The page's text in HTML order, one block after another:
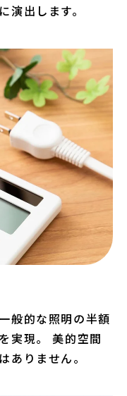
出します。
般的な照明の半額
実現。 美的空間
ありません。